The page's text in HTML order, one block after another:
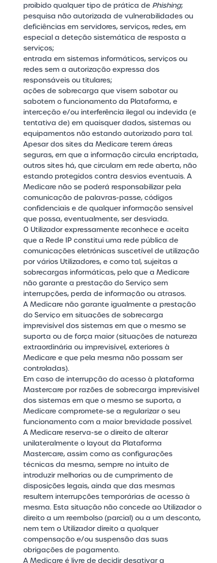
proibido qualquer tipo de prática de Phishing;
pesquisa não autorizada de vulnerabilidades ou
deficiências em servidores, serviços, redes, em
especial a deteção sistemática de resposta a
serviços;
entrada em sistemas informáticos, serviços ou
redes sem a autorização expressa dos
responsáveis ou titulares;
ações de sobrecarga que visem sabotar ou
sabotem o funcionamento da Plataforma, e
interceção e/ou interferência ilegal ou indevida (e
tentativa de) em quaisquer dados, sistemas ou
equipamentos não estando autorizado para tal.
Apesar dos sites da Medicare terem áreas
seguras, em que a informação circula encriptada,
outros sites há, que circulam em rede aberta, não
estando protegidos contra desvios eventuais. A
Medicare não se poderá responsabilizar pela
comunicação de palavras-passe, códigos
confidenciais e de qualquer informação sensível
que possa, eventualmente, ser desviada.
O Utilizador expressamente reconhece e aceita
que a Rede IP constitui uma rede pública de
comunicações eletrónicas suscetível de utilização
por vários Utilizadores, e como tal, sujeitas a
sobrecargas informáticas, pelo que a Medicare
não garante a prestação do Serviço sem
interrupções, perda de informação ou atrasos.
A Medicare não garante igualmente a prestação
do Serviço em situações de sobrecarga
imprevisível dos sistemas em que o mesmo se
suporta ou de força maior (situações de natureza
extraordinária ou imprevisível, exteriores à
Medicare e que pela mesma não possam ser
controladas).
Em caso de interrupção do acesso à plataforma
Mastercare por razões de sobrecarga imprevisível
dos sistemas em que o mesmo se suporta, a
Medicare compromete-se a regularizar o seu
funcionamento com a maior brevidade possível.
A Medicare reserva-se o direito de alterar
unilateralmente o layout da Plataforma
Mastercare, assim como as configurações
técnicas da mesma, sempre no intuito de
introduzir melhorias ou de cumprimento de
disposições legais, ainda que das mesmas
resultem interrupções temporárias de acesso à
mesma. Esta situação não concede ao Utilizador o
direito a um reembolso (parcial) ou a um desconto,
nem tem o Utilizador direito a qualquer
compensação e/ou suspensão das suas
obrigações de pagamento.
A Medicare é livre de decidir desativar a